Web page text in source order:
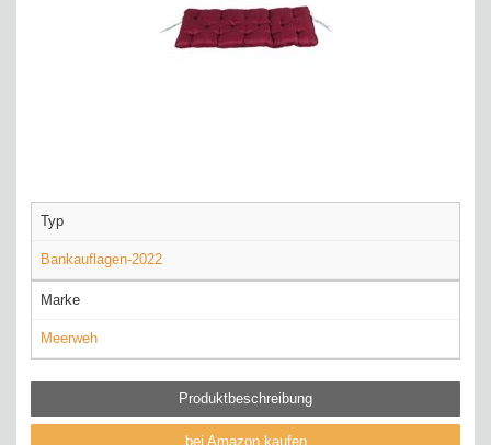
Typ
Bankauflagen-2022
Marke
Meerweh
Produktbeschreibung
bei Amazon kaufen